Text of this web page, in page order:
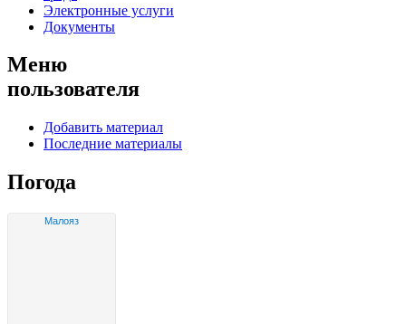
Электронные услуги
Документы
Меню
пользователя
Добавить материал
Последние материалы
Погода
Малояз